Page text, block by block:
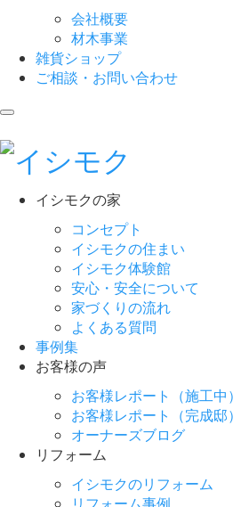
会社概要
材木事業
雑貨ショップ
ご相談・お問い合わせ
イシモクの家
コンセプト
イシモクの住まい
イシモク体験館
安心・安全について
家づくりの流れ
よくある質問
事例集
お客様の声
お客様レポート（施工中）
お客様レポート（完成邸）
オーナーズブログ
リフォーム
イシモクのリフォーム